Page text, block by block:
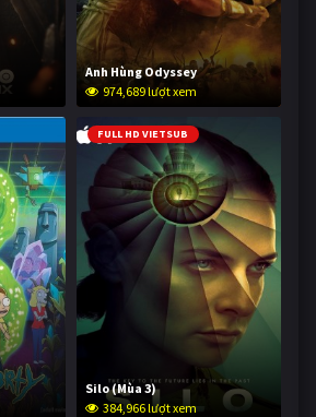
Anh Hùng Odyssey
974,689 lượt xem
FULL HD VIETSUB
Silo (Mùa 3)
384,966 lượt xem